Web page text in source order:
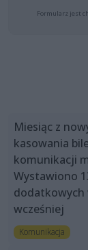
Formularz jest
Miesiąc z
kasowania
komunikacji
Wystawiono
dodatkowych
wcześniej
Komunikacja